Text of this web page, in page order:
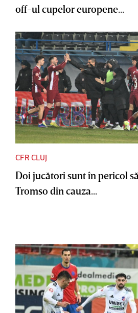
off-ul cupelor europene...
CFR CLUJ
Doi jucători sunt în pericol
Tromso din cauza...